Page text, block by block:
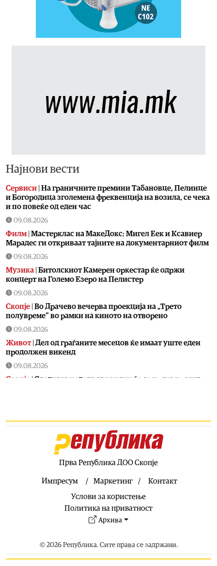
Најнови вести
Сервиси На граничните премини Табановце, Пелинце
и Богородица зголемена фреквенција на возила, се чека
и по повеќе од еден час
09.08.2026
Филм Мастерклас на МакеДокс: Мигел Еек и Ксавиер
Марадес ги откриваат тајните на документарниот филм
09.08.2026
Музика Битолскиот Камерен оркестар ќе одржи
концерт на Големо Езеро на Пелистер
09.08.2026
Скопје Во Драчево вечерва проекција на „Трето
полувреме“ во рамки на киното на отворено
09.08.2026
Живот| Дел од граѓаните месецов ќе имаат уште еден
продолжен викенд
09.08.2026
Скопје | Следната недела авионски ќе се прска против
запуштените ниви да се расчистуваат или да следуваат
ЦУК: Девет пожари на отворено од кои пет се
09.08.2026
„Готик Војсис“ со рафинирана изведба на
средновековна музика
концертот „Последната роза на летото“
09.08.2026
Прва Република ДОО Скопје
Импресум Маркетинг
Контакт
Услови за користење
Политика на приватност
Архива
© 2026 Република. Сите права се задржани.